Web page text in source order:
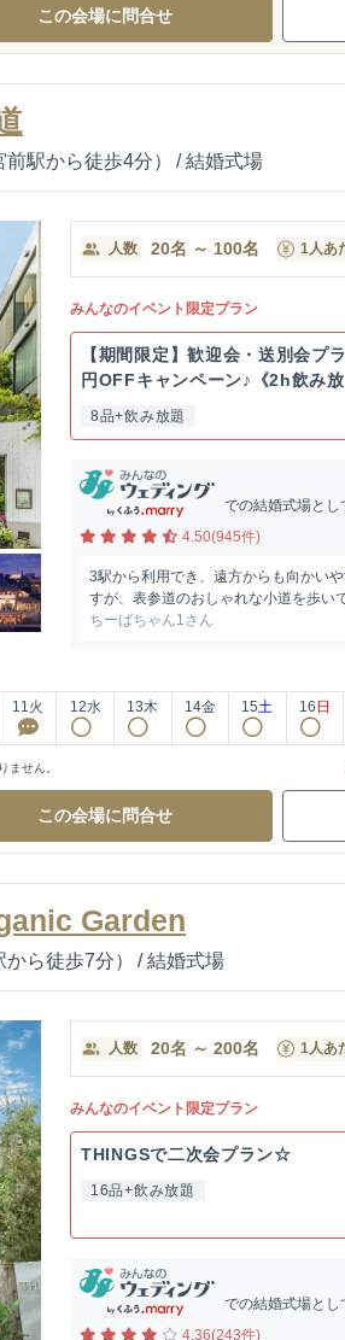
この会場に問合せ
駅から徒歩4分） / 結婚式場
人数 20名 ～ 100名 1人あ
みんなのイベント限定プラン
【期間限定】歓迎会・送別会プ
円OFFキャンペーン♪《2h飲み
8品+飲み放題
での結婚式場とし
4.50(945件)
3駅から利用でき、遠方からも向かい
すが、表参道のおしゃれな小道を歩い
ちーばちゃん1さん
11火 12水 13木 14金 15土 16 日
ません。
この会場に問合せ
Garden
ら徒歩7分） / 結婚式場
人数 20名 ～ 200名 1人あ
みんなのイベント限定プラン
THINGSで二次会プラン☆
16品+飲み放題
での結婚式場とし
4.36(243件)